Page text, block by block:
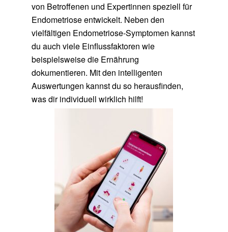
von Betroffenen und Expertinnen speziell für
Endometriose entwickelt. Neben den
vielfältigen Endometriose-Symptomen kannst
du auch viele Einflussfaktoren wie
beispielsweise die Ernährung
dokumentieren. Mit den intelligenten
Auswertungen kannst du so herausfinden,
was dir individuell wirklich hilft!